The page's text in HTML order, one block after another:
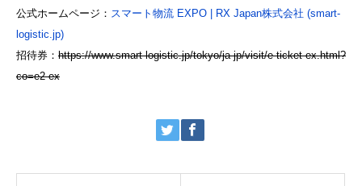
公式ホームページ： スマート物流 EXPO | RX Japan株式会社 (smart-
logistic.jp)
招待券： https://www.smart-logistic.jp/tokyo/ja-jp/visit/e-ticket-ex.html?
co=e2-ex